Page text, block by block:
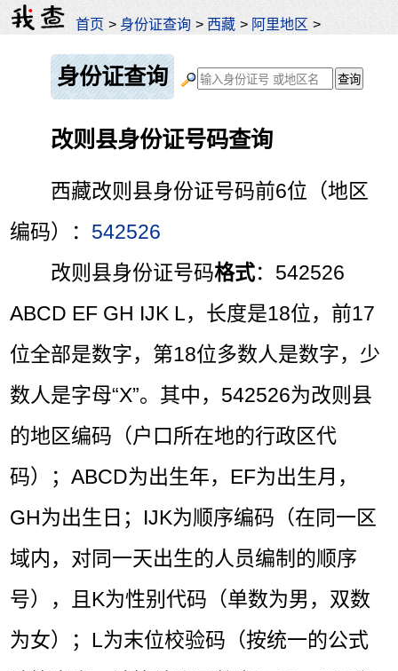
首页 > 身份证查询 > 西藏 > 阿里地区 >
身份证查询
改则县身份证号码查询
西藏改则县身份证号码前6位（地区
编码）： 542526
改则县身份证号码格式：542526
ABCD EF GH IJK L，长度是18位，前17
位全部是数字，第18位多数人是数字，少
数人是字母“X”。其中，542526为改则县
的地区编码（户口所在地的行政区代
码）；ABCD为出生年，EF为出生月，
GH为出生日；IJK为顺序编码（在同一区
域内，对同一天出生的人员编制的顺序
号），且K为性别代码（单数为男，双数
为女）；L为末位校验码（按统一的公式